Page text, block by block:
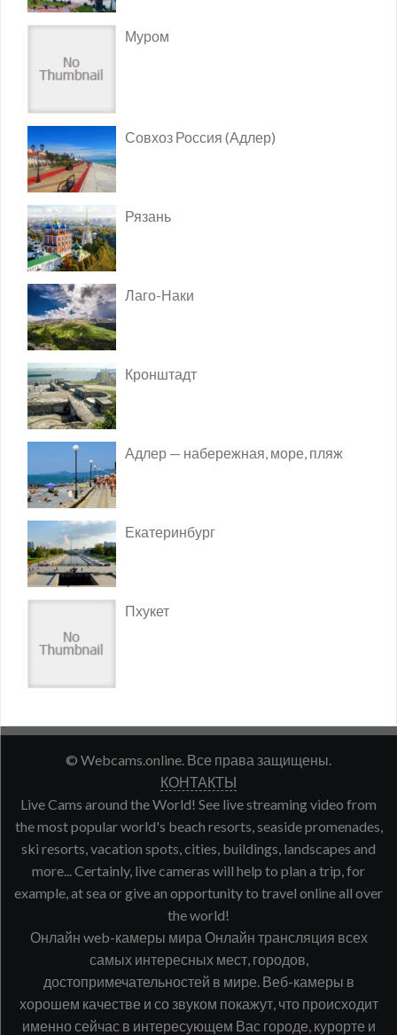
Муром
Совхоз Россия (Адлер)
Рязань
Лаго-Наки
Кронштадт
Адлер — набережная, море, пляж
Екатеринбург
Пхукет
© Webcams.online. Все права защищены.
КОНТАКТЫ
Live Cams around the World! See live streaming video from
the most popular world's beach resorts, seaside promenades,
ski resorts, vacation spots, cities, buildings, landscapes and
more... Certainly, live cameras will help to plan a trip, for
example, at sea or give an opportunity to travel online all over
the world!
Онлайн web-камеры мира Онлайн трансляция всех
самых интересных мест, городов,
достопримечательностей в мире. Веб-камеры в
хорошем качестве и со звуком покажут, что происходит
именно сейчас в интересующем Вас городе, курорте и